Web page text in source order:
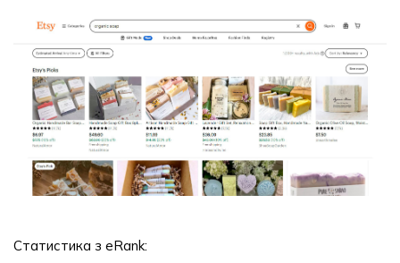
Статистика з eRank: